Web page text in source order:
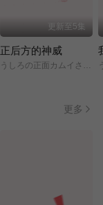
更新至5集
正后方的神威
うしろの正面カムイさん/
更多